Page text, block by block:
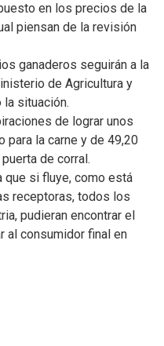
en los precios de la
piensan de la revisión
ganaderos seguirán a la
de Agricultura y
la situación.
de lograr unos
la carne y de 49,20
de corral.
que si fluye, como está
receptoras, todos los
pudieran encontrar el
al consumidor final en